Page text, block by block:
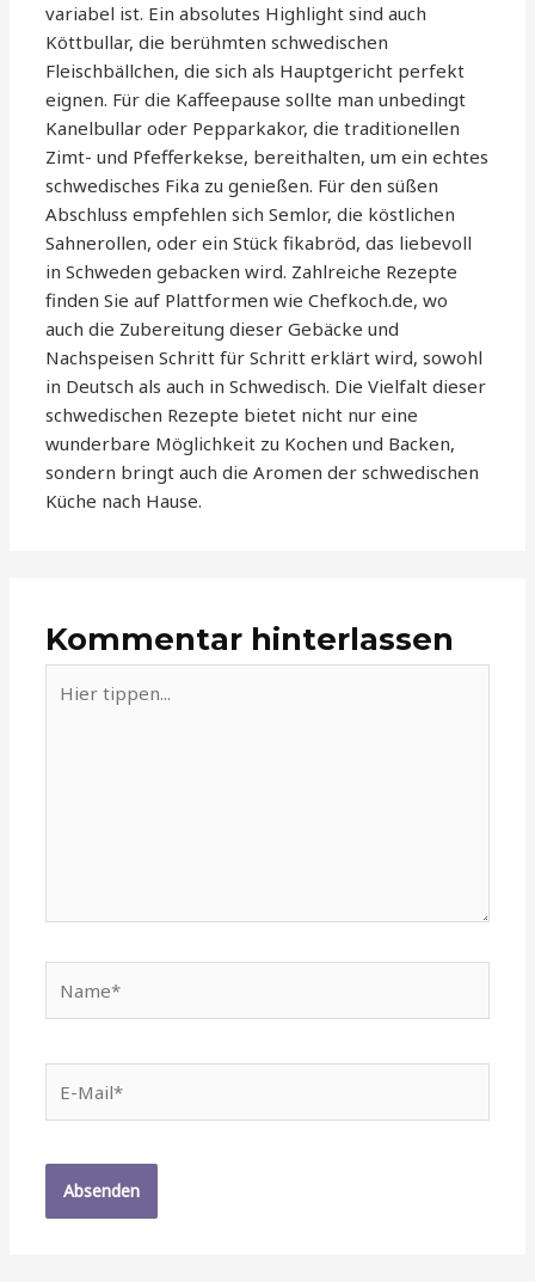
variabel ist. Ein absolutes Highlight sind auch
Köttbullar, die berühmten schwedischen
Fleischbällchen, die sich als Hauptgericht perfekt
eignen. Für die Kaffeepause sollte man unbedingt
Kanelbullar oder Pepparkakor, die traditionellen
Zimt- und Pfefferkekse, bereithalten, um ein echtes
schwedisches Fika zu genießen. Für den süßen
Abschluss empfehlen sich Semlor, die köstlichen
Sahnerollen, oder ein Stück fikabröd, das liebevoll
in Schweden gebacken wird. Zahlreiche Rezepte
finden Sie auf Plattformen wie Chefkoch.de, wo
auch die Zubereitung dieser Gebäcke und
Nachspeisen Schritt für Schritt erklärt wird, sowohl
in Deutsch als auch in Schwedisch. Die Vielfalt dieser
schwedischen Rezepte bietet nicht nur eine
wunderbare Möglichkeit zu Kochen und Backen,
sondern bringt auch die Aromen der schwedischen
Küche nach Hause.
Kommentar hinterlassen
tippen...
Mail*